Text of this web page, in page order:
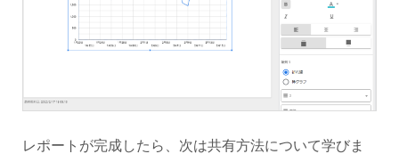
レポートが完成したら、次は共有方法について学びま